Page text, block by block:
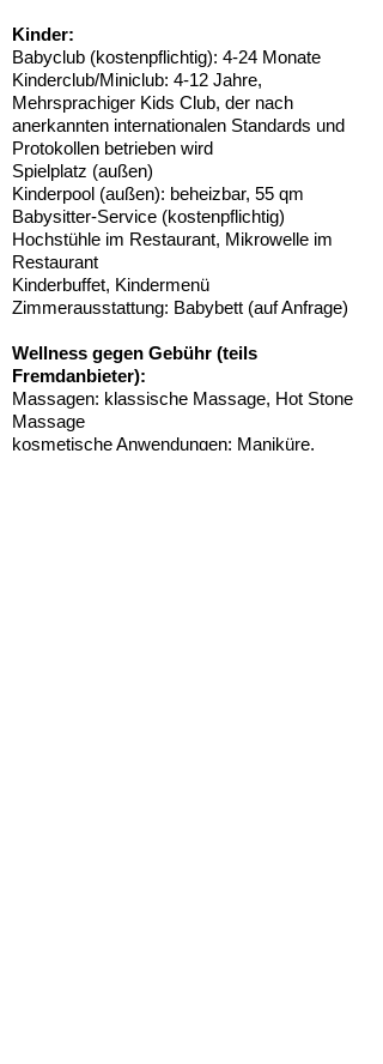
Kinder:
Babyclub (kostenpflichtig): 4-24 Monate
Kinderclub/Miniclub: 4-12 Jahre,
Mehrsprachiger Kids Club, der nach
anerkannten internationalen Standards und
Protokollen betrieben wird
Spielplatz (außen)
Kinderpool (außen): beheizbar, 55 qm
Babysitter-Service (kostenpflichtig)
Hochstühle im Restaurant, Mikrowelle im
Restaurant
Kinderbuffet, Kindermenü
Zimmerausstattung: Babybett (auf Anfrage)
Wellness gegen Gebühr (teils
Fremdanbieter):
Massagen: klassische Massage, Hot Stone
Massage
kosmetische Anwendungen: Maniküre,